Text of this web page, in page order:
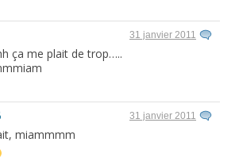
31 janvier 2011
ça me plait de trop…..
31 janvier 2011
miammmm